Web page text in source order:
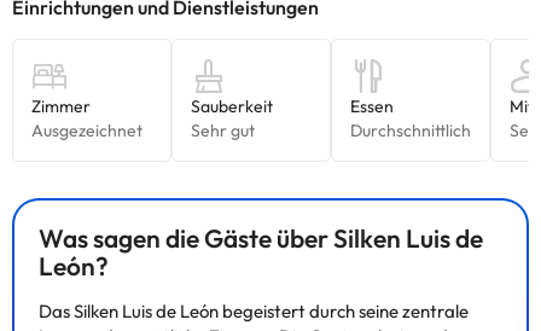
uns.
Was sagen die Gäste über Silken Luis de
León?
Das Silken Luis de León begeistert durch seine zentrale